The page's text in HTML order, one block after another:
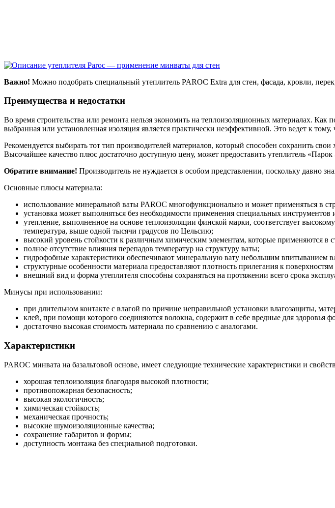
Важно! Можно подобрать специальный утеплитель PAROC Extra для стен, фасада, кровли,
Преимущества и недостатки
Во время строительства или ремонта нельзя экономить на теплоизоляционных материалах.
выбранная или установленная изоляция является практически неэффективной. Это ведет к
Рекомендуется выбирать тот тип производителей материалов, который способен сохранить
Высочайшее качество плюс достаточно доступную цену, может предоставить утеплитель
Обратите внимание! Производитель не нуждается в особом представлении, поскольку давно
Основные плюсы материала:
использование минеральной ваты PAROC многофункционально и может применяться в
установка может выполняться без необходимости применения специальных
утепление, выполненное на основе теплоизоляции финской марки, соответствует
температура, выше одной тысячи градусов по Цельсию;
высокий уровень стойкости к различным химическим элементам, которые применяются в
полное отсутствие влияния перепадов температур на структуру ваты;
гидрофобные характеристики обеспечивают минеральную вату небольшим впитыванием
структурные особенности материала предоставляют плотность прилегания к
внешний вид и форма утеплителя способны сохраняться на протяжении всего срока
Минусы при использовании:
при длительном контакте с влагой по причине неправильной установки влагозащиты,
клей, при помощи которого соединяются волокна, содержит в себе вредные для здоровья
достаточно высокая стоимость материала по сравнению с аналогами.
Характеристики
PAROC минвата на базальтовой основе, имеет следующие технические характеристики и
хорошая теплоизоляция благодаря высокой плотности;
противопожарная безопасность;
высокая экологичность;
химическая стойкость;
механическая прочность;
высокие шумоизоляционные качества;
сохранение габаритов и формы;
доступность монтажа без специальной подготовки.